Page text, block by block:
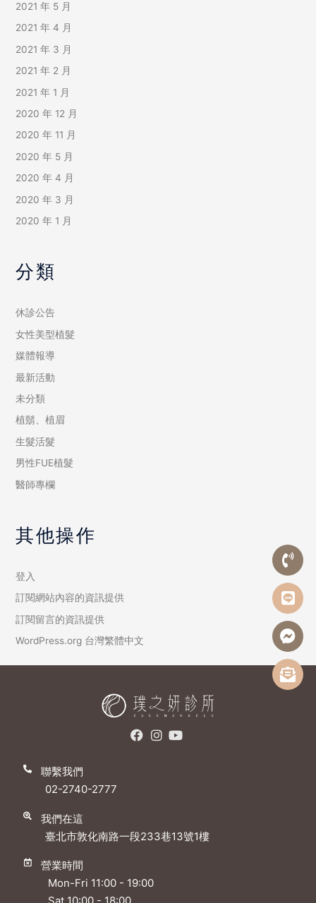
2021 年 5 月
2021 年 4 月
2021 年 3 月
2021 年 2 月
2021 年 1 月
2020 年 12 月
2020 年 11 月
2020 年 5 月
2020 年 4 月
2020 年 3 月
2020 年 1 月
分類
休診公告
女性美型植髮
媒體報導
最新活動
未分類
植鬍、植眉
生髮活髮
男性FUE植髮
醫師專欄
其他操作
登入
訂閱網站內容的資訊提供
訂閱留言的資訊提供
WordPress.org 台灣繁體中文
聯繫我們
02-2740-2777
我們在這
臺北市敦化南路一段233巷13號1樓
營業時間
Mon-Fri 11:00 - 19:00